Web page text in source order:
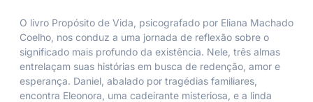
O livro Propósito de Vida, psicografado por Eliana Machado
Coelho, nos conduz a uma jornada de reflexão sobre o
significado mais profundo da existência. Nele, três almas
entrelaçam suas histórias em busca de redenção, amor e
esperança. Daniel, abalado por tragédias familiares,
encontra Eleonora, uma cadeirante misteriosa, e a linda